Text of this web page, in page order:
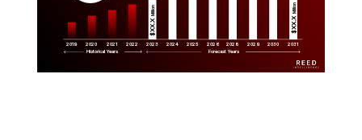
2019 2020 2021 2022 2023 2024 2025 2026 2028 2029 2030 2031
$XX.X
Million
$XX.X
Million
Historical Years Forecast Years